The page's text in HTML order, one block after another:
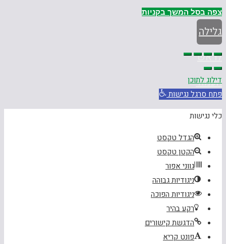
צפה בסל המשך בקניות
גלילה
לראש
העמוד
דילוג לתוכן
פתח סרגל נגישות
כלי נגישות
הגדל טקסט
הקטן טקסט
גווני אפור
ניגודיות גבוהה
ניגודיות הפוכה
רקע בהיר
הדגשת קישורים
פונט קריא